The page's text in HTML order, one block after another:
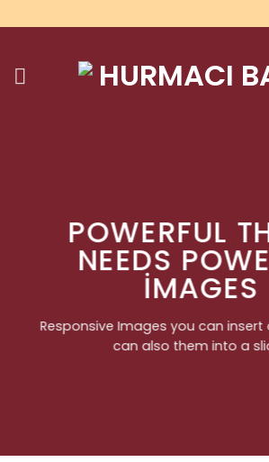
to
POWERFUL
NEEDS
IMAGES
Responsive Images you can insert
can also them into a